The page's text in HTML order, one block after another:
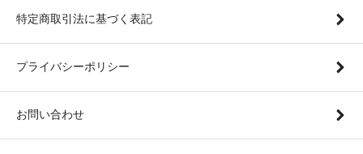
特定商取引法に基づく表記
プライバシーポリシー
お問い合わせ